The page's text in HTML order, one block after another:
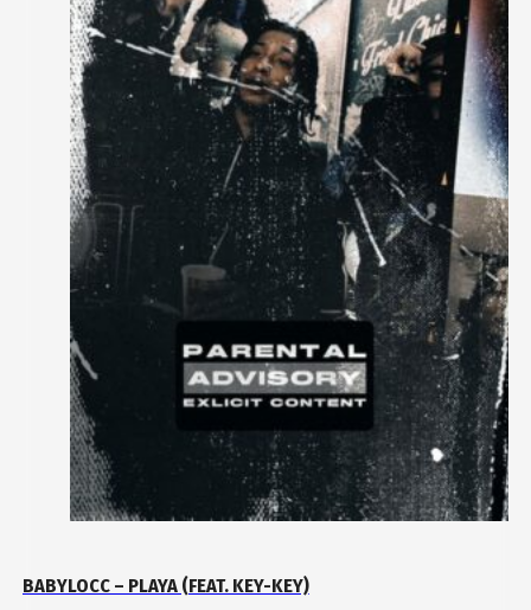
BABYLOCC – PLAYA (FEAT. KEY-KEY)